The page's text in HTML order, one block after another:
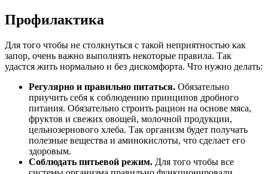
Профилактика
Для того чтобы не столкнуться с такой неприятностью как
запор, очень важно выполнять некоторые правила. Так
удастся жить нормально и без дискомфорта. Что нужно делать:
Регулярно и правильно питаться. Обязательно
приучить себя к соблюдению принципов дробного
питания. Обязательно строить рацион на основе мяса,
фруктов и свежих овощей, молочной продукции,
цельнозернового хлеба. Так организм будет получать
полезные вещества и аминокислоты, что сделает его
здоровым.
Соблюдать питьевой режим. Для того чтобы все